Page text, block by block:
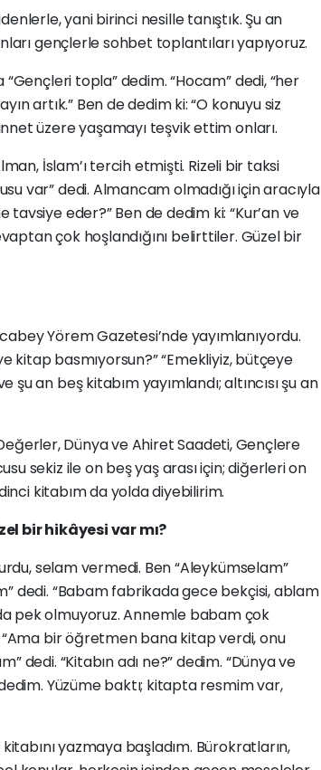
yani birinci nesille tanıştık. Şu an
gençlerle sohbet toplantıları yapıyoruz.
topla” dedim. “Hocam” dedi, “her
artık.” Ben de dedim ki: “O konuyu siz
üzere yaşamayı teşvik ettim onları.
İslam’ı tercih etmişti. Rizeli bir taksi
var” dedi. Almancam olmadığı için aracıyla
eder?” Ben de dedim ki: “Kur’an ve
çok hoşlandığını belirttiler. Güzel bir
Yörem Gazetesi’nde yayımlanıyordu.
kitap basmıyorsun?” “Emekliyiz, bütçeye
an beş kitabım yayımlandı; altıncısı şu an
Dünya ve Ahiret Saadeti, Gençlere
sekiz ile on beş yaş arası için; diğerleri on
kitabım da yolda diyebilirim.
bir hikâyesi var mı?
selam vermedi. Ben “Aleykümselam”
dedi. “Babam fabrikada gece bekçisi, ablam
pek olmuyoruz. Annemle babam çok
bir öğretmen bana kitap verdi, onu
dedi. “Kitabın adı ne?” dedim. “Dünya ve
Yüzüme baktı; kitapta resmim var,
yazmaya başladım. Bürokratların,